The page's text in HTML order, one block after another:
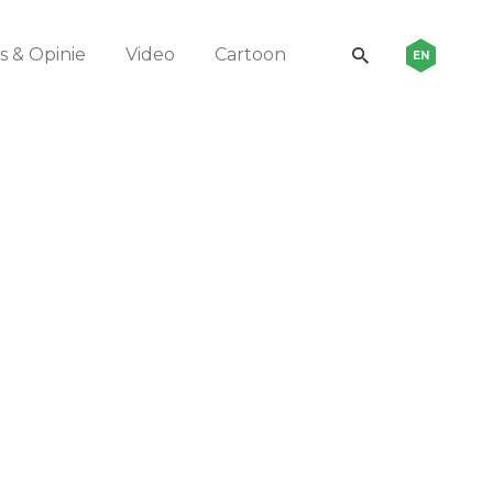
& Opinie Video Cartoon EN